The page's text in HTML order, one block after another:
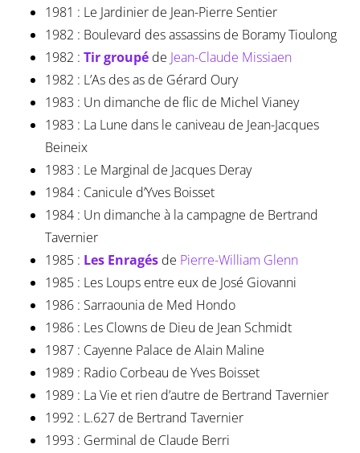
1981 : Le Jardinier de Jean-Pierre Sentier
1982 : Boulevard des assassins de Boramy Tioulong
1982 : Tir groupé de Jean-Claude Missiaen
1982 : L’As des as de Gérard Oury
1983 : Un dimanche de flic de Michel Vianey
1983 : La Lune dans le caniveau de Jean-Jacques
Beineix
1983 : Le Marginal de Jacques Deray
1984 : Canicule d’Yves Boisset
1984 : Un dimanche à la campagne de Bertrand
Tavernier
1985 : Les Enragésde Pierre-William Glenn
1985 : Les Loups entre eux de José Giovanni
1986 : Sarraounia de Med Hondo
1986 : Les Clowns de Dieu de Jean Schmidt
1987 : Cayenne Palace de Alain Maline
1989 : Radio Corbeau de Yves Boisset
1989 : La Vie et rien d’autre de Bertrand Tavernier
1992 : L.627 de Bertrand Tavernier
1993 : Germinal de Claude Berri